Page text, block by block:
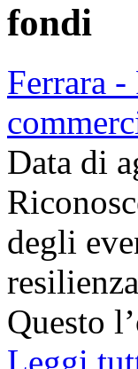
fondi
Ferrara
Data di
degli
Questo
Leggi